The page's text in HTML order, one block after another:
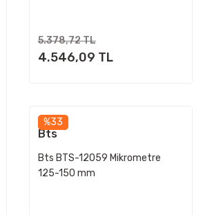
5.378,72 TL
4.546,09 TL
%33
Bts
Bts BTS-12059 Mikrometre
125-150 mm